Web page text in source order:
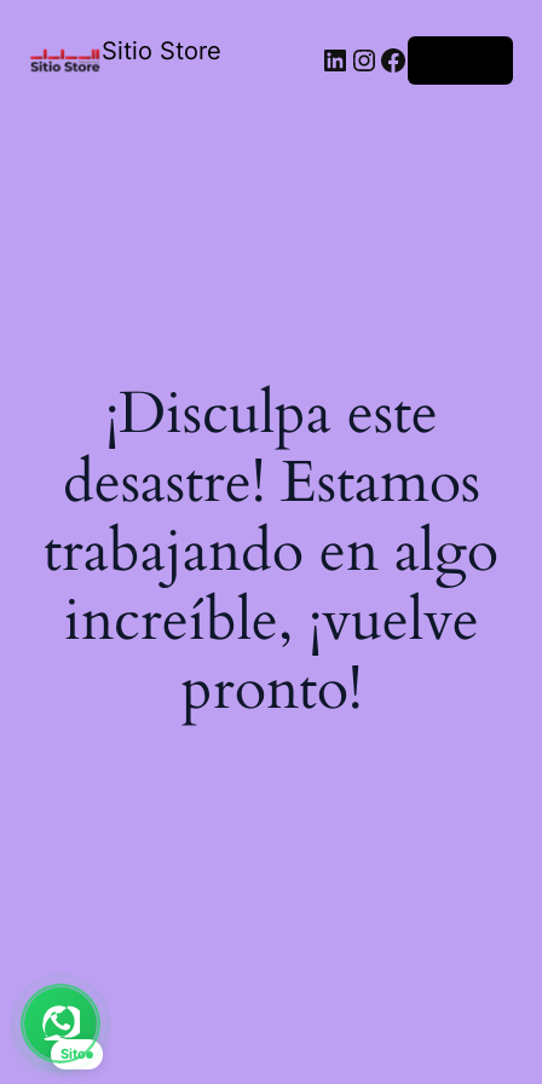
Sitio Store
¡Disculpa este
desastre! Estamos
trabajando en algo
increíble, ¡vuelve
pronto!
Sito